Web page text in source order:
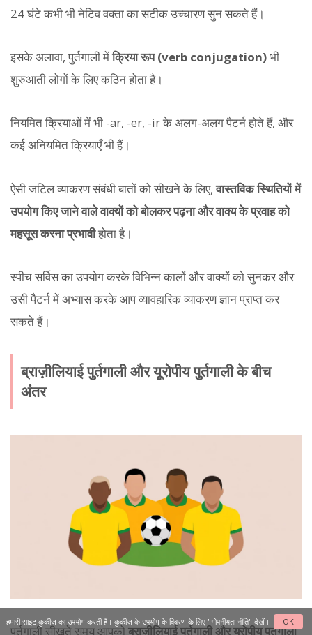
24 घंटे कभी भी नेटिव वक्ता का सटीक उच्चारण सुन सकते हैं।
इसके अलावा, पुर्तगाली मेंक्रिया रूप (verb conjugation)भी
शुरुआती लोगों के लिए कठिन होता है।
नियमित क्रियाओं में भी -ar, -er, -ir के अलग-अलग पैटर्न होते हैं, और
कई अनियमित क्रियाएँ भी हैं।
ऐसी जटिल व्याकरण संबंधी बातों को सीखने के लिए,वास्तविक स्थितियों में
उपयोग किए जाने वाले वाक्यों को बोलकर पढ़ना और वाक्य के प्रवाह को
महसूस करना प्रभावीहोता है।
स्पीच सर्विस का उपयोग करके विभिन्न कालों और वाक्यों को सुनकर और
उसी पैटर्न में अभ्यास करके आप व्यावहारिक व्याकरण ज्ञान प्राप्त कर
सकते हैं।
ब्राज़ीलियाई पुर्तगाली और यूरोपीय पुर्तगाली के बीच
अंतर
पुर्तगाली सीखते समय आपकोब्राज़ीलियाई पुर्तगाली और यूरोपीय पुर्तगाली
हमारी साइट कुकीज़ का उपयोग करती है। कुकीज़ के उपयोग के विवरण के लिए "गोपनीयता नीति" देखें। OK